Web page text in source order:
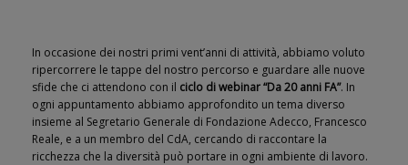
In occasione dei nostri primi vent’anni di attività, abbiamo voluto
ripercorrere le tappe del nostro percorso e guardare alle nuove
sfide che ci attendono con il ciclo di webinar “Da 20 anni FA”. In
ogni appuntamento abbiamo approfondito un tema diverso
insieme al Segretario Generale di Fondazione Adecco, Francesco
Reale, e a un membro del CdA, cercando di raccontare la
ricchezza che la diversità può portare in ogni ambiente di lavoro.